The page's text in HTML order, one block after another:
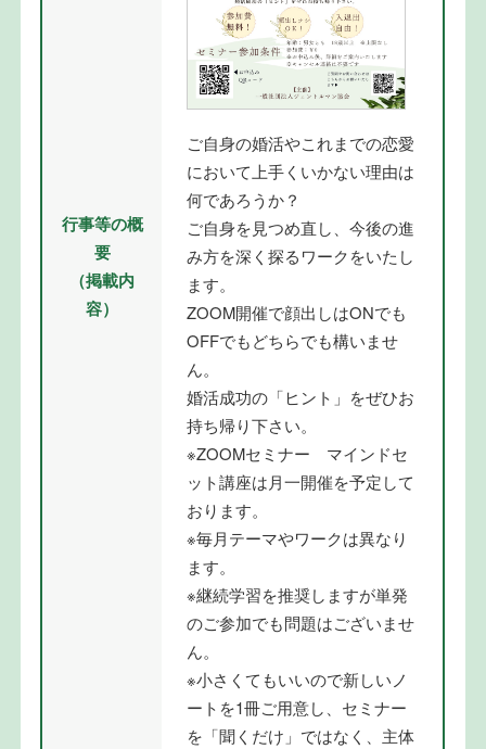
行事等の概
要
（掲載内
容）
ご自身の婚活やこれまでの恋愛
において上手くいかない理由は
何であろうか？
ご自身を見つめ直し、今後の進
み方を深く探るワークをいたし
ます。
ZOOM開催で顔出しはONでも
OFFでもどちらでも構いませ
ん。
婚活成功の「ヒント」をぜひお
持ち帰り下さい。
※ZOOMセミナー マインドセ
ット講座は月一開催を予定して
おります。
※毎月テーマやワークは異なり
ます。
※継続学習を推奨しますが単発
のご参加でも問題はございませ
ん。
※小さくてもいいので新しいノ
ートを1冊ご用意し、セミナー
を「聞くだけ」ではなく、主体